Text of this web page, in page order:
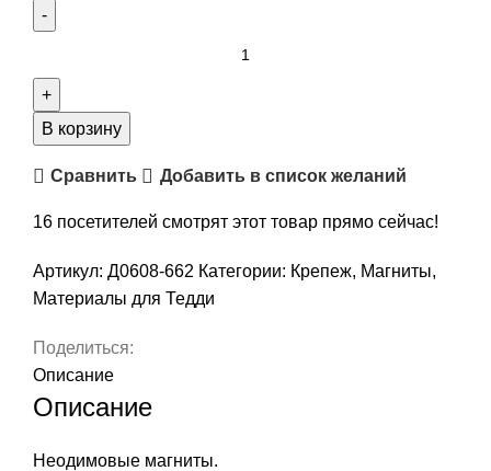
Неодимовые
магниты
х
4
шт./
арт.
Д0608-
662
В корзину
Сравнить Добавить в список желаний
16 посетителей смотрят этот товар прямо сейчас!
Артикул: Д0608-662 Категории: Крепеж, Магниты,
Материалы для Тедди
Поделиться:
Описание
Описание
Неодимовые магниты.